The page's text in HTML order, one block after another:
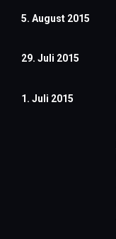
5. August 2015
29. Juli 2015
1. Juli 2015